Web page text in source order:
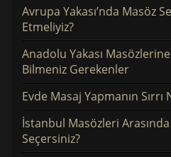
Avrupa Yakası’nda Masöz
Etmeliyiz?
Anadolu Yakası
Bilmeniz Gerekenler
Evde Masaj Yapmanın Sırrı
İstanbul Masözleri Arasında
Seçersiniz?